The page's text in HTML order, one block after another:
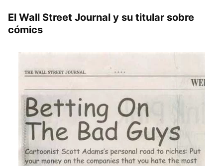
El Wall Street Journal y su titular sobre
cómics